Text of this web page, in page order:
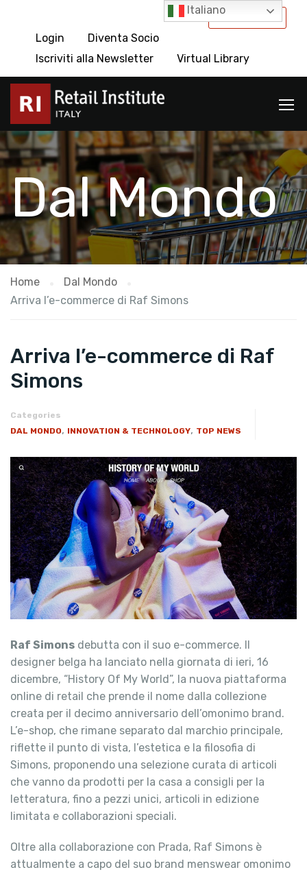
International
Login
Diventa Socio
Iscriviti alla Newsletter
Virtual Library
Dal Mondo
Home
Dal Mondo
Arriva l’e-commerce di Raf Simons
Arriva l’e-commerce di Raf
Simons
Categories
DAL MONDO, INNOVATION & TECHNOLOGY, TOP NEWS
Raf Simons debutta con il suo e-commerce. Il
designer belga ha lanciato nella giornata di ieri, 16
dicembre, “History Of My World”, la nuova piattaforma
online di retail che prende il nome dalla collezione
creata per il decimo anniversario dell’omonimo brand.
L’e-shop, che rimane separato dal marchio principale,
riflette il punto di vista, l’estetica e la filosofia di
Simons, proponendo una selezione curata di articoli
che vanno da prodotti per la casa a consigli per la
letteratura, fino a pezzi unici, articoli in edizione
limitata e collaborazioni speciali.
Oltre alla collaborazione con Prada, Raf Simons è
attualmente a capo del suo brand menswear omonimo
Italiano